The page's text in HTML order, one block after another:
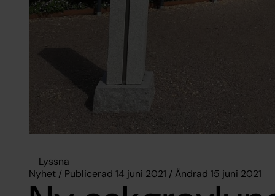
Lyssna
Nyhet / Publicerad 14 juni 2021 / Ändrad 15 juni 2021